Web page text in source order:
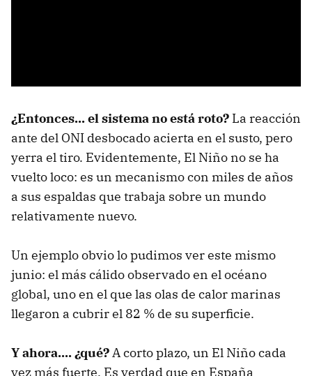
¿Entonces... el sistema no está roto? La reacción
ante del ONI desbocado acierta en el susto, pero
yerra el tiro. Evidentemente, El Niño no se ha
vuelto loco: es un mecanismo con miles de años
a sus espaldas que trabaja sobre un mundo
relativamente nuevo.
Un ejemplo obvio lo pudimos ver este mismo
junio: el más cálido observado en el océano
global, uno en el que las olas de calor marinas
llegaron a cubrir el 82 % de su superficie.
Y ahora.... ¿qué?A corto plazo, un El Niño cada
vez más fuerte. Es verdad que en España